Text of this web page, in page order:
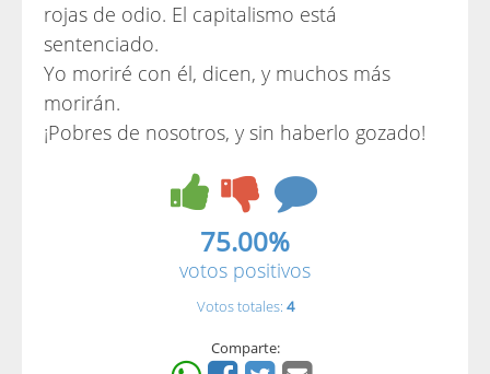
rojas de odio. El capitalismo está
sentenciado.
Yo moriré con él, dicen, y muchos más
morirán.
¡Pobres de nosotros, y sin haberlo gozado!
75.00%
votos positivos
Votos totales: 4
Comparte: